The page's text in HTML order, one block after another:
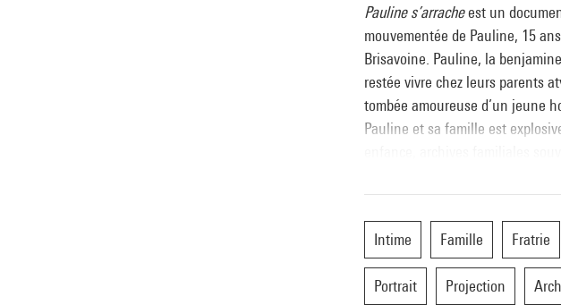
Pauline s’arracheest un
mouvementée de Pauline, 15
Brisavoine. Pauline, la
restée vivre chez leurs parents
tombée amoureuse d’un jeune
Pauline et sa famille est
enfance, archives familiales
Intime Famille Fratrie
Portrait Projection